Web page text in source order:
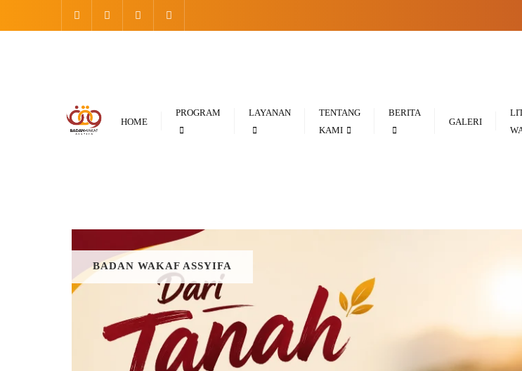
HOME
PROGRAM LAYANAN
TENTANG
KAMI
BERITA
GALERI
BADAN WAKAF ASSYIFA